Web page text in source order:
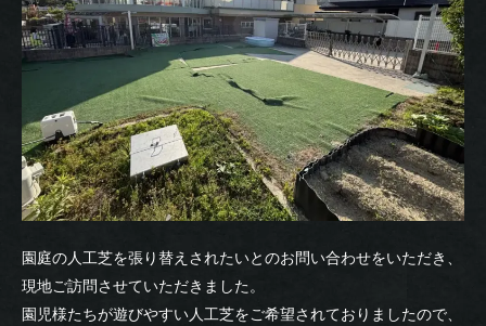
園庭の人工芝を張り替えされたいとのお問い合わせをいただき、
現地ご訪問させていただきました。
園児様たちが遊びやすい人工芝をご希望されておりましたので、